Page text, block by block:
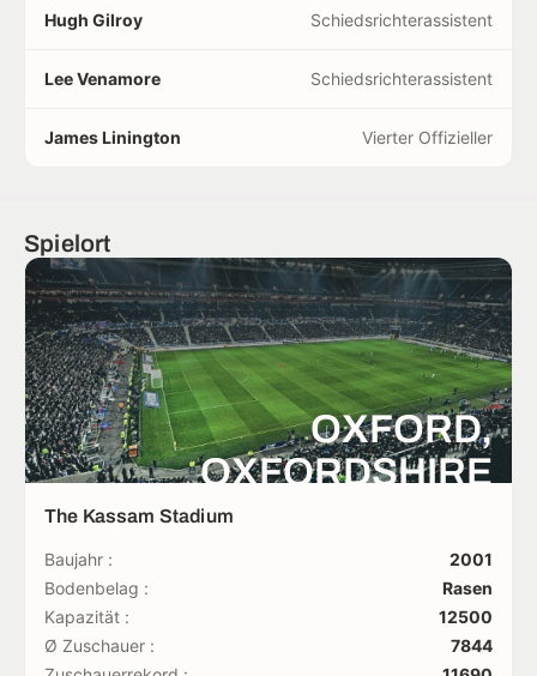
Hugh Gilroy Schiedsrichterassistent
Lee Venamore Schiedsrichterassistent
James Linington Vierter Offizieller
Spielort
OXFORD,
OXFORDSHIRE
The Kassam Stadium
Baujahr :
2001
Bodenbelag :
Rasen
Kapazität :
12500
Ø Zuschauer :
7844